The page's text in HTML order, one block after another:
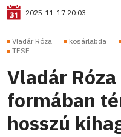
2025-11-17 20:03
Vladár Róza kosárlabda
TFSE
Vladár
formában
hosszú